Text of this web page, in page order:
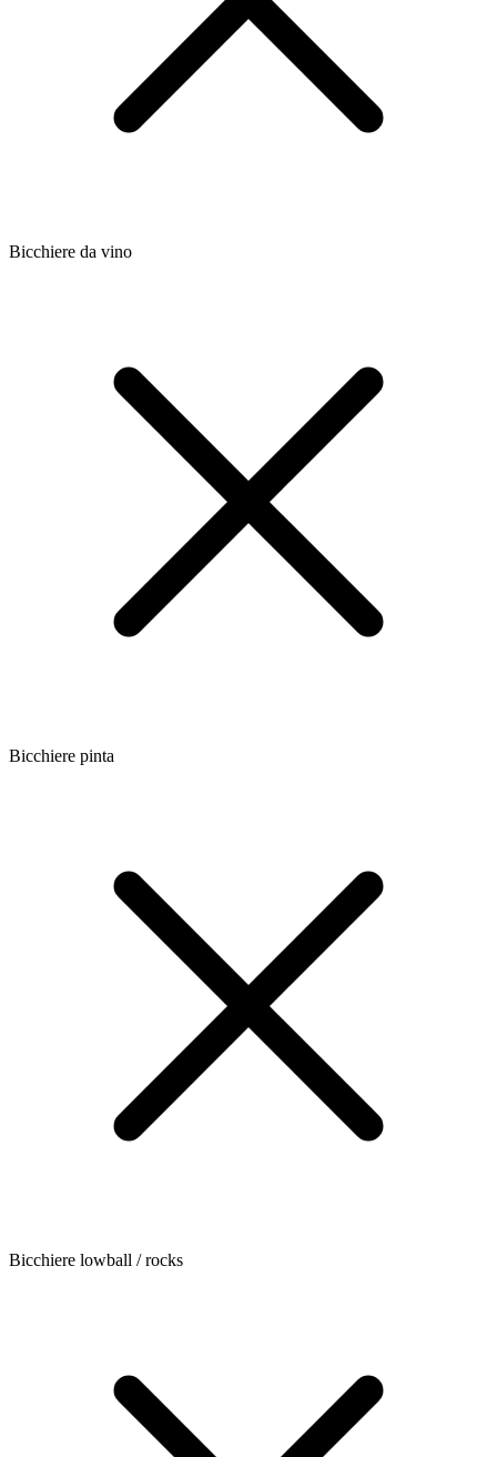
Bicchiere da vino
Bicchiere pinta
Bicchiere lowball / rocks